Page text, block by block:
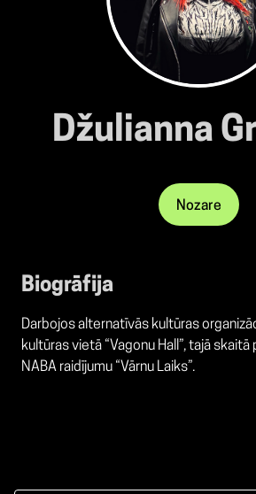
Džulianna
Nozare
Biogrāfija
Darbojos alternatīvās kultūras
kultūras vietā “Vagonu Hall”, tajā
NABA raidījumu “Vārnu Laiks”.